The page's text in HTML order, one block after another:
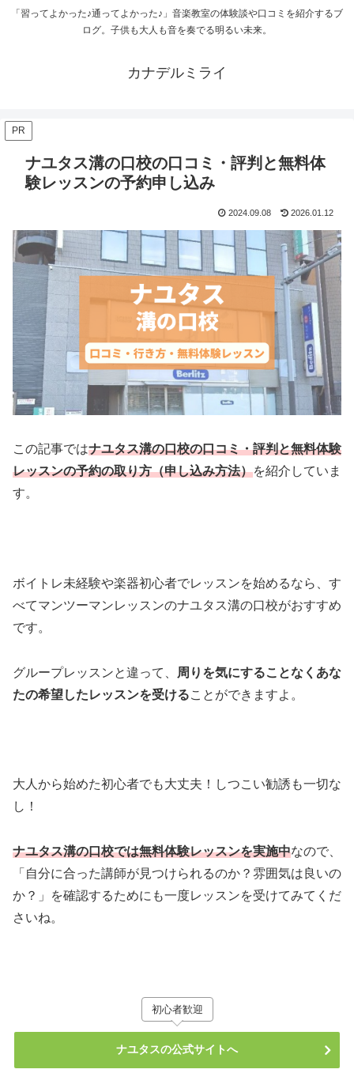
「習ってよかった♪通ってよかった♪」音楽教室の体験談や口コミを紹介するブ
ログ。子供も大人も音を奏でる明るい未来。
カナデルミライ
PR
ナユタス溝の口校の口コミ・評判と無料体
験レッスンの予約申し込み
2024.09.08 2026.01.12
この記事ではナユタス溝の口校の口コミ・評判と無料体験
レッスンの予約の取り方（申し込み方法）を紹介していま
す。
ボイトレ未経験や楽器初心者でレッスンを始めるなら、す
べてマンツーマンレッスンのナユタス溝の口校がおすすめ
です。
グループレッスンと違って、
周りを気にすることなくあな
たの希望したレッスンを受けることができますよ。
大人から始めた初心者でも大丈夫！しつこい勧誘も一切な
し！
ナユタス溝の口校では無料体験レッスンを実施中なので、
「自分に合った講師が見つけられるのか？雰囲気は良いの
か？」を確認するためにも一度レッスンを受けてみてくだ
さいね。
初心者歓迎
ナユタスの公式サイトへ